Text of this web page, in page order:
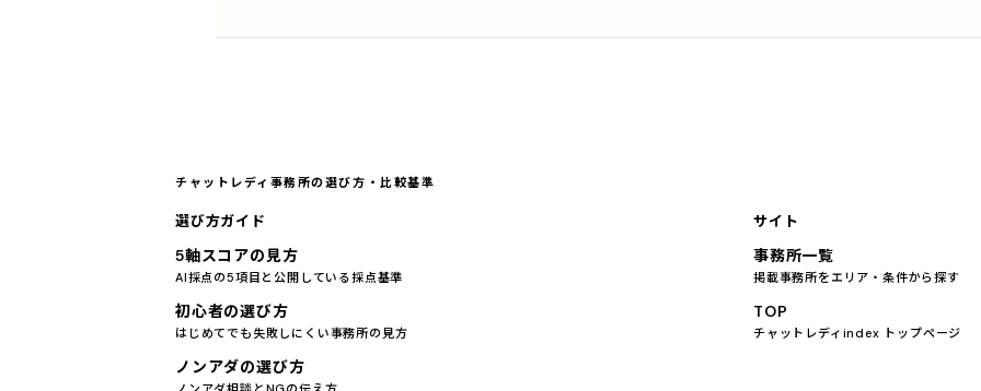
チャットレディ事務所の選び方・比較基準
選び方ガイド
5軸スコアの見方
AI採点の5項目と公開している採点基準
初心者の選び方
はじめてでも失敗しにくい事務所の見方
ノンアダの選び方
サイト
事務所一覧
掲載事務所をエリア・条件から探す
TOP
チャットレディindex トップページ